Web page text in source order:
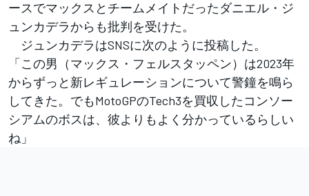
ースでマックスとチームメイトだったダニエル・ジ
ュンカデラからも批判を受けた。
ジュンカデラはSNSに次のように投稿した。
「この男（マックス・フェルスタッペン）は2023年
からずっと新レギュレーションについて警鐘を鳴ら
してきた。でもMotoGPのTech3を買収したコンソー
シアムのボスは、彼よりもよく分かっているらしい
ね」